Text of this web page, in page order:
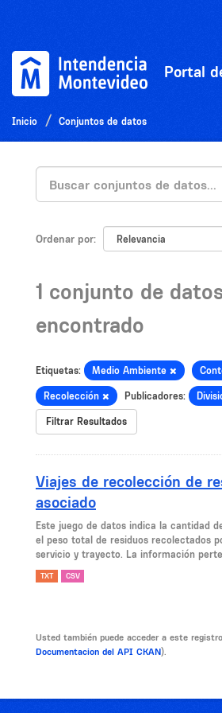
Portal
Inicio Conjuntos de datos
Ordenar por
1 conjunto de
encontrado
Etiquetas: Medio Ambiente
Recolección Publicadores:
Filtrar Resultados
Viajes de recolección de
asociado
Este juego de datos indica la cantidad
el peso total de residuos recolectados
servicio y trayecto. La información
TXT CSV
Usted también puede acceder a este
Documentacion del API CKAN).